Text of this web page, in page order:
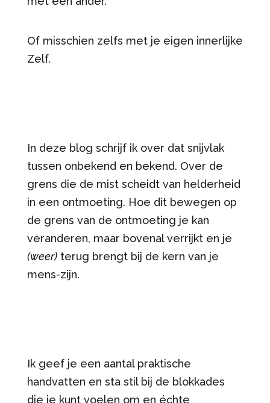
Of misschien zelfs met je eigen innerlijke
Zelf.
In deze blog schrijf ik over dat snijvlak
tussen onbekend en bekend. Over de
grens die de mist scheidt van helderheid
in een ontmoeting. Hoe dit bewegen op
de grens van de ontmoeting je kan
veranderen, maar bovenal verrijkt en je
(weer)terug brengt bij de kern van je
mens-zijn.
Ik geef je een aantal praktische
handvatten en sta stil bij de blokkades
die je kunt voelen om en échte